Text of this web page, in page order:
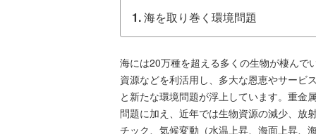
1.海を取り巻く環境問題
海には20万種を超える多くの生物が棲んで
資源などを利活用し、多大な恩恵やサービ
と新たな環境問題が浮上しています。重金
問題に加え、近年では生物資源の減少、放
チック、気候変動（水温上昇、海面上昇、